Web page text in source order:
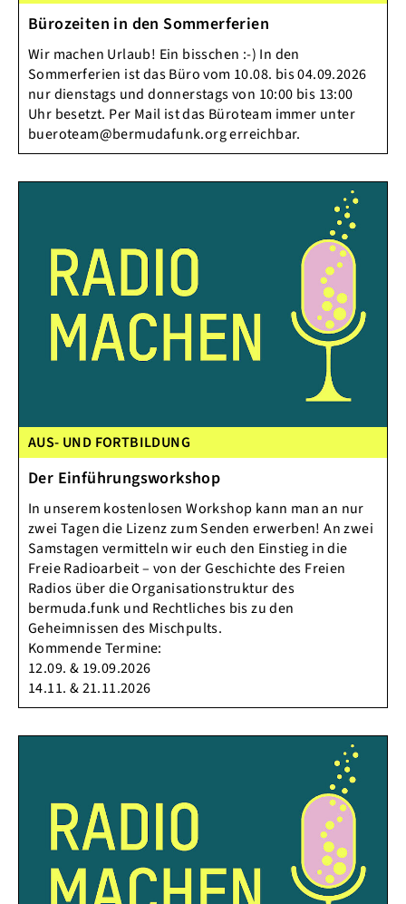
Bürozeiten in den Sommerferien
Wir machen Urlaub! Ein bisschen :-) In den
Sommerferien ist das Büro vom 10.08. bis 04.09.2026
nur dienstags und donnerstags von 10:00 bis 13:00
Uhr besetzt. Per Mail ist das Büroteam immer unter
bueroteam@bermudafunk.org erreichbar.
AUS- UND FORTBILDUNG
Der Einführungsworkshop
In unserem kostenlosen Workshop kann man an nur
zwei Tagen die Lizenz zum Senden erwerben! An zwei
Samstagen vermitteln wir euch den Einstieg in die
Freie Radioarbeit – von der Geschichte des Freien
Radios über die Organisationstruktur des
bermuda.funk und Rechtliches bis zu den
Geheimnissen des Mischpults.
Kommende Termine:
12.09. & 19.09.2026
14.11. & 21.11.2026